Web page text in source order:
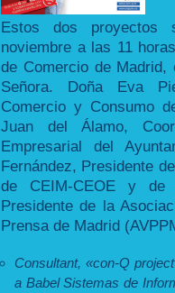
Estos dos proyectos
noviembre a las 11
de Comercio de
Señora. Doña Eva
Comercio y Consumo
Juan del Álamo,
Empresarial del
Fernández, Presidente
de CEIM-CEOE y de
Presidente de la
Prensa de Madrid
Consultant, «con-Q
a Babel Sistemas de